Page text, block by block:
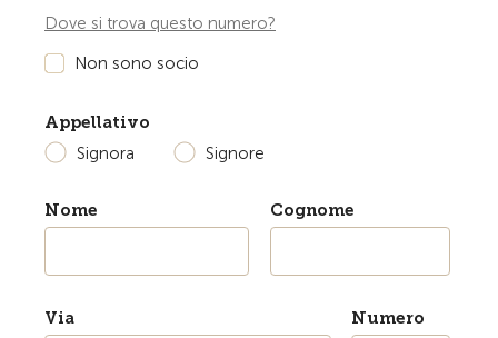
Dove si trova questo numero?
Non sono socio
Appellativo
Signora
Signore
Nome Cognome
Via Numero